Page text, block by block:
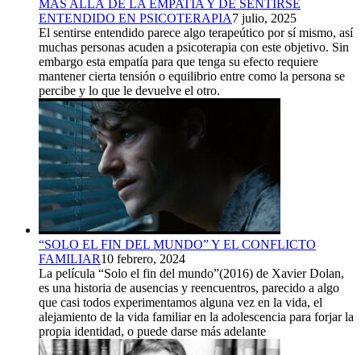
MÁS ALLÁ DE LA EMPATÍA Y DE SENTIRSE
ENTENDIDO EN PSICOTERAPIA7 julio, 2025
El sentirse entendido parece algo terapeútico por sí mismo, así
muchas personas acuden a psicoterapia con este objetivo. Sin
embargo esta empatía para que tenga su efecto requiere
mantener cierta tensión o equilibrio entre como la persona se
percibe y lo que le devuelve el otro.
“SOLO EL FIN DEL MUNDO” Y EL CONFLICTO
FAMILIAR10 febrero, 2024
La película “Solo el fin del mundo”(2016) de Xavier Dolan,
es una historia de ausencias y reencuentros, parecido a algo
que casi todos experimentamos alguna vez en la vida, el
alejamiento de la vida familiar en la adolescencia para forjar la
propia identidad, o puede darse más adelante